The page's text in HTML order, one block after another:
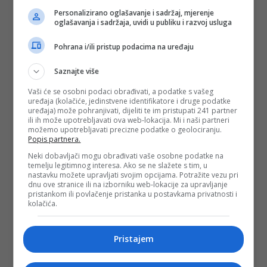
Personalizirano oglašavanje i sadržaj, mjerenje
oglašavanja i sadržaja, uvidi u publiku i razvoj usluga
Pohrana i/ili pristup podacima na uređaju
Saznajte više
Vaši će se osobni podaci obrađivati, a podatke s vašeg
uređaja (kolačiće, jedinstvene identifikatore i druge podatke
uređaja) može pohranjivati, dijeliti te im pristupati 241 partner
ili ih može upotrebljavati ova web-lokacija. Mi i naši partneri
možemo upotrebljavati precizne podatke o geolociranju.
Popis partnera.
Neki dobavljači mogu obrađivati vaše osobne podatke na
temelju legitimnog interesa. Ako se ne slažete s tim, u
nastavku možete upravljati svojim opcijama. Potražite vezu pri
dnu ove stranice ili na izborniku web-lokacije za upravljanje
pristankom ili povlačenje pristanka u postavkama privatnosti i
kolačića.
Pristajem